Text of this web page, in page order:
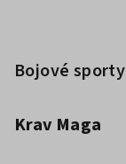
Bojové sporty
Krav Maga